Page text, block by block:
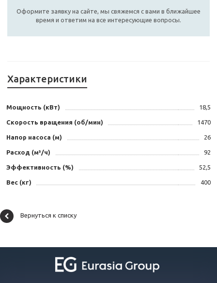
Оформите заявку на сайте, мы свяжемся с вами в ближайшее
время и ответим на все интересующие вопросы.
Характеристики
Мощность (кВт) 18,5
Скорость вращения (об/мин) 1470
Напор насоса (м) 26
Расход (м³/ч) 92
Эффективность (%) 52,5
Вес (кг) 400
Вернуться к списку